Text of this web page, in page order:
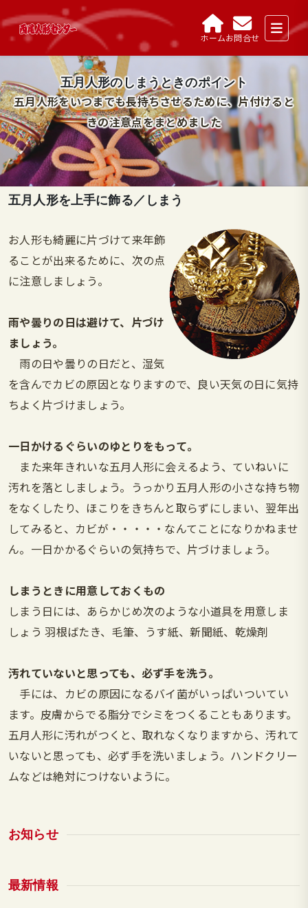
ホームお問合せ
五月人形のしまうときのポイント
五月人形をいつまでも長持ちさせるために、片付けると
きの注意点をまとめました
五月人形を上手に飾る／しまう
お人形も綺麗に片づけて来年飾
ることが出来るために、次の点
に注意しましょう。
雨や曇りの日は避けて、片づけ
ましょう。
雨の日や曇りの日だと、湿気
を含んでカビの原因となりますので、良い天気の日に気持
ちよく片づけましょう。
一日かけるぐらいのゆとりをもって。
また来年きれいな五月人形に会えるよう、ていねいに
汚れを落としましょう。うっかり五月人形の小さな持ち物
をなくしたり、ほこりをきちんと取らずにしまい、翌年出
してみると、カビが・・・・・なんてことになりかねませ
ん。一日かかるぐらいの気持ちで、片づけましょう。
しまうときに用意しておくもの
しまう日には、あらかじめ次のような小道具を用意しま
しょう 羽根ばたき、毛筆、うす紙、新聞紙、乾燥剤
汚れていないと思っても、必ず手を洗う。
手には、カビの原因になるバイ菌がいっぱいついてい
ます。皮膚からでる脂分でシミをつくることもあります。
五月人形に汚れがつくと、取れなくなりますから、汚れて
いないと思っても、必ず手を洗いましょう。ハンドクリー
ムなどは絶対につけないように。
お知らせ
最新情報